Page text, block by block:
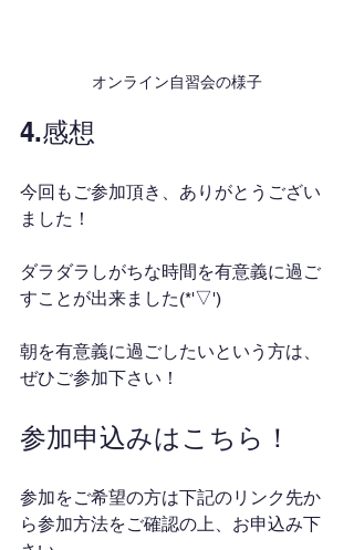
オンライン自習会の様子
4.感想
今回もご参加頂き、ありがとうござい
ました！
ダラダラしがちな時間を有意義に過ご
すことが出来ました(*'▽')
朝を有意義に過ごしたいという方は、
ぜひご参加下さい！
参加申込みはこちら！
参加をご希望の方は下記のリンク先か
ら参加方法をご確認の上、お申込み下